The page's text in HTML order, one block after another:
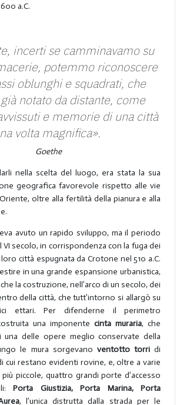
a.C.
incerti se camminavamo su
potemmo riconoscere
oblunghi e squadrati, che
notato da distante, come
e memorie di una città
volta magnifica».
Goethe
nella scelta del luogo, era stata la sua
geografica favorevole rispetto alle vie
oltre alla fertilità della pianura e alla
avuto un rapido sviluppo, ma il periodo
secolo, in corrispondenza con la fuga dei
città espugnata da Crotone nel 510 a.C.
in una grande espansione urbanistica,
la costruzione, nell’arco di un secolo, dei
della città, che tutt’intorno si allargò su
ettari. Per difenderne il perimetro
una imponentecinta muraria, che
una delle opere meglio conservate della
le mura sorgevano ventotto torridi
cui restano evidenti rovine, e, oltre a varie
piccole, quattro grandi porte d’accesso
Porta Giustizia, Porta Marina, Porta
, l’unica distrutta dalla strada per le